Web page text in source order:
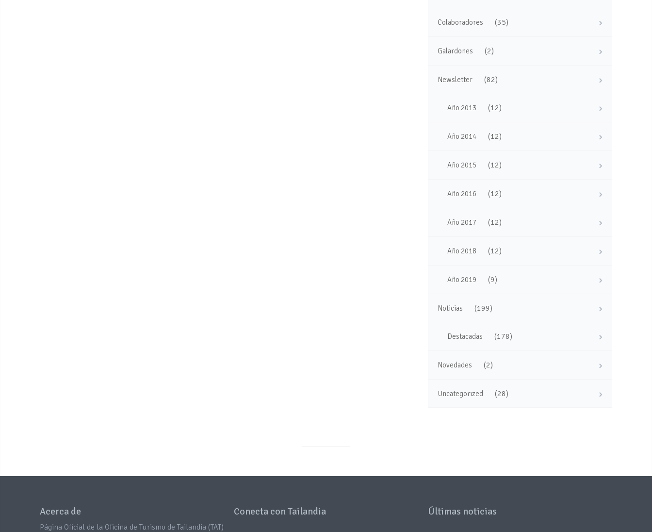
Colaboradores (35)
Galardones (2)
Newsletter (82)
Año 2013 (12)
Año 2014 (12)
Año 2015 (12)
Año 2016 (12)
Año 2017 (12)
Año 2018 (12)
Año 2019 (9)
Noticias (199)
Destacadas (178)
Novedades (2)
Uncategorized (28)
Acerca de
Página Oficial de la Oficina de Turismo de Tailandia (TAT)
Conecta con Tailandia Últimas noticias